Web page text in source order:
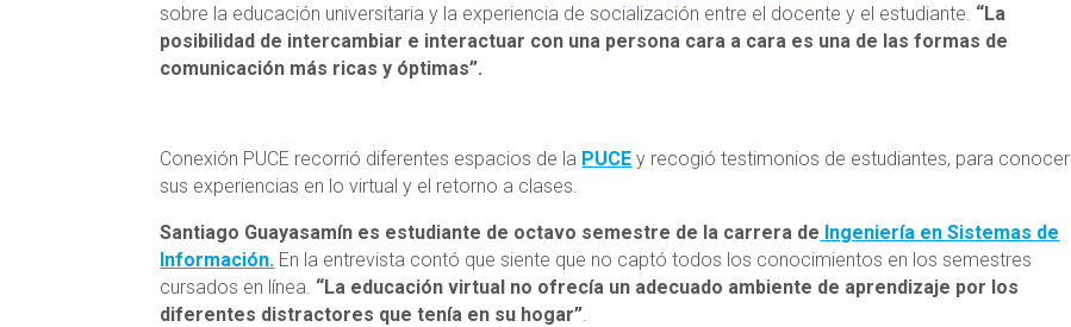
sobre la educación universitaria y la experiencia de socialización entre el docente y el estudiante. “La
posibilidad de intercambiar e interactuar con una persona cara a cara es una de las formas de
comunicación más ricas y óptimas”.
Conexión PUCE recorrió diferentes espacios de la PUCE y recogió testimonios de estudiantes, para conocer
sus experiencias en lo virtual y el retorno a clases.
Santiago Guayasamín es estudiante de octavo semestre de la carrera de Ingeniería en Sistemas de
Información. En la entrevista contó que siente que no captó todos los conocimientos en los semestres
cursados en línea. “La educación virtual no ofrecía un adecuado ambiente de aprendizaje por los
diferentes distractores que tenía en su hogar”.